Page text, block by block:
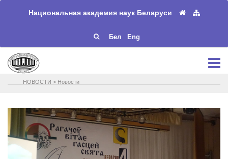
Национальная академия наук Беларуси
Бел Eng
НОВОСТИ > Новости